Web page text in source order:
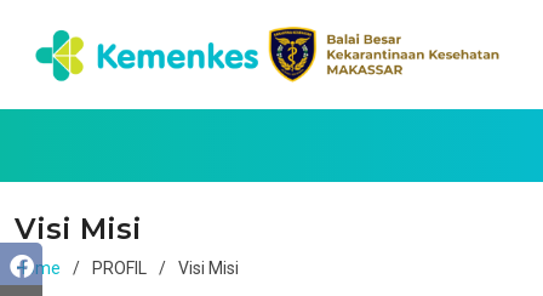
Visi Misi
Home PROFIL Visi Misi